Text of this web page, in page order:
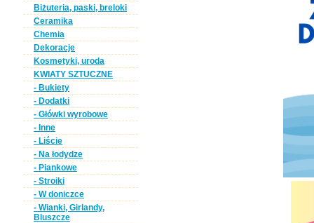
Biżuteria, paski, breloki
Ceramika
Chemia
Dekoracje
Kosmetyki, uroda
KWIATY SZTUCZNE
- Bukiety
- Dodatki
- Główki wyrobowe
- Inne
- Liście
- Na łodydze
- Piankowe
- Stroiki
- W doniczce
- Wianki, Girlandy,
Bluszcze